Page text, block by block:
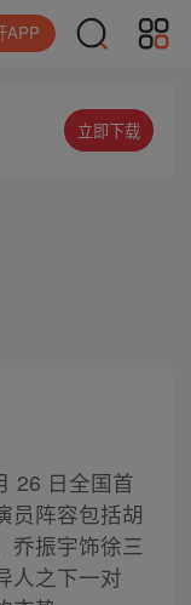
APP
立即下载
26 日全国首
员阵容包括胡
乔振宇饰徐三
人之下一对